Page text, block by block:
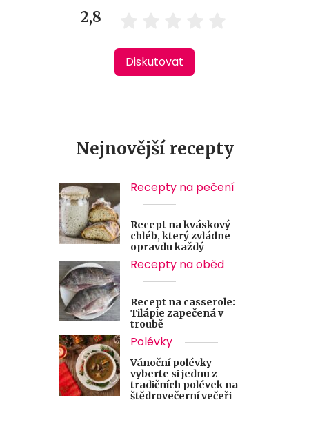
2,8
Diskutovat
Nejnovější recepty
Recepty na pečení
Recept na kváskový
chléb, který zvládne
opravdu každý
Recepty na oběd
Recept na casserole:
Tilápie zapečená v
troubě
Polévky
Vánoční polévky –
vyberte si jednu z
tradičních polévek na
štědrovečerní večeři